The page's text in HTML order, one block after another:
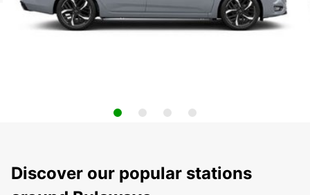
Discover our popular stations